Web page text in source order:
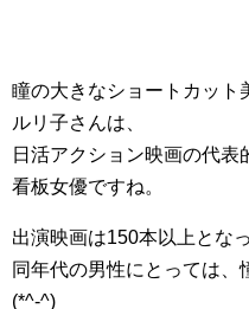
瞳の大きなショートカット
ルリ子さんは、
日活アクション映画の代表
看板女優ですね。
出演映画は150本以上とな
同年代の男性にとっては、
(*^-^)